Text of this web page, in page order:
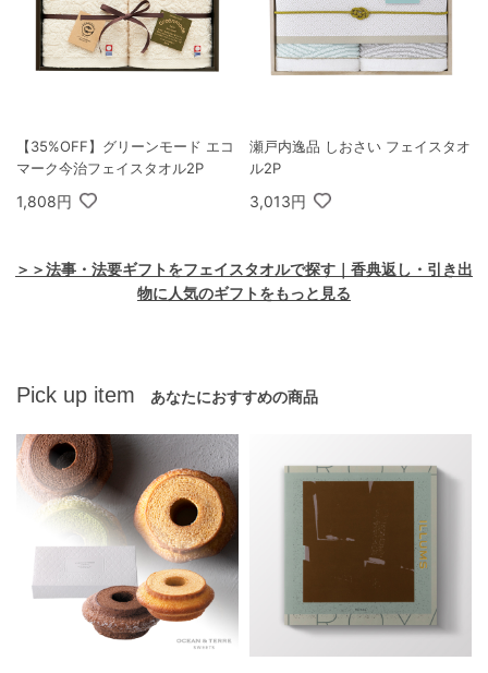
【35%OFF】グリーンモード エコ
マーク今治フェイスタオル2P
1,808円
瀬戸内逸品 しおさい フェイスタオ
ル2P
3,013円
＞＞法事・法要ギフトをフェイスタオルで探す｜香典返し・引き出
物に人気のギフトをもっと見る
Pick up item あなたにおすすめの商品